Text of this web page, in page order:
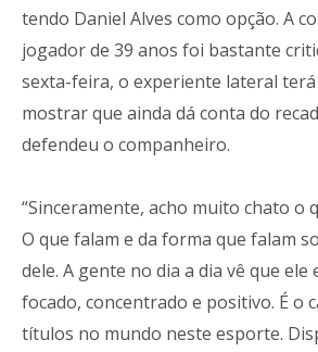
tendo Daniel Alves como opção. A
jogador de 39 anos foi bastante
sexta-feira, o experiente lateral
mostrar que ainda dá conta do
defendeu o companheiro.
“Sinceramente, acho muito chato o
O que falam e da forma que falam
dele. A gente no dia a dia vê que
focado, concentrado e positivo. É o
títulos no mundo neste esporte.